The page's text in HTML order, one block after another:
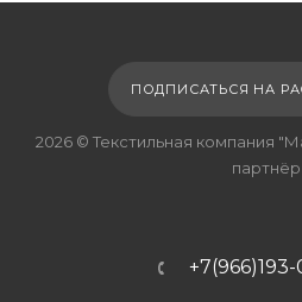
ПОДПИСАТЬСЯ НА
2026 © Текстильная компания
партнёр